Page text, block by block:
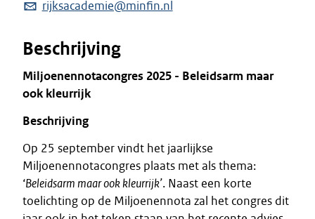
rijksacademie@minfin.nl
Beschrijving
Miljoenennotacongres 2025 - Beleidsarm maar
ook kleurrijk
Beschrijving
Op 25 september vindt het jaarlijkse
Miljoenennotacongres plaats met als thema:
‘Beleidsarm maar ook kleurrijk’. Naast een korte
toelichting op de Miljoenennota zal het congres dit